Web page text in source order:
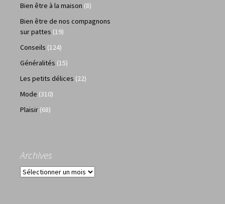
Bien être à la maison (8)
Bien être de nos compagnons
sur pattes (19)
Conseils (124)
Généralités (15)
Les petits délices (22)
Mode (310)
Plaisir (68)
Archives
Archives